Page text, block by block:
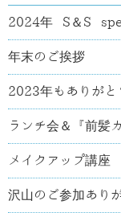
2024年 S＆S
年末のご挨拶
2023年もありがと
ランチ会＆『前髪
メイクアップ講座
沢山のご参加あり